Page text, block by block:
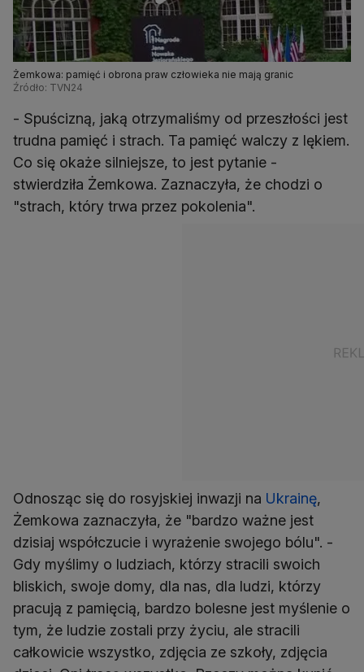
Żemkowa: pamięć i obrona praw człowieka nie mają granic
Źródło: TVN24
- Spuścizną, jaką otrzymaliśmy od przeszłości jest
trudna pamięć i strach. Ta pamięć walczy z lękiem.
Co się okaże silniejsze, to jest pytanie -
stwierdziła Żemkowa. Zaznaczyła, że chodzi o
Odnosząc się do rosyjskiej inwazji na Ukrainę,
Żemkowa zaznaczyła, że "bardzo ważne jest
dzisiaj współczucie i wyrażenie swojego bólu". -
Gdy myślimy o ludziach, którzy stracili swoich
bliskich, swoje domy, dla nas, dla ludzi, którzy
pracują z pamięcią, bardzo bolesne jest myślenie o
tym, że ludzie zostali przy życiu, ale stracili
całkowicie wszystko, zdjęcia ze szkoły, zdjęcia